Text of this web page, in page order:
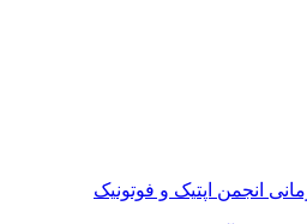
انجمن اپتیک و فوتونیک